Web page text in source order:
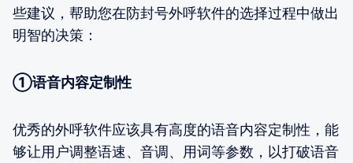
些建议，帮助您在防封号外呼软件的选择过程中做出
明智的决策：
①语音内容定制性
优秀的外呼软件应该具有高度的语音内容定制性，能
够让用户调整语速、音调、用词等参数，以打破语音